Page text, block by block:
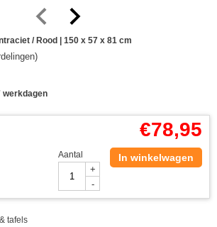
/ Rood | 150 x 57 x 81 cm
werkdagen
€78,95
Aantal
+
-
In winkelwagen
tafels